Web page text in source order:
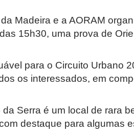
Madeira e a AORAM
15h30, uma prova de
para o Circuito Urbano
os interessados, em
Serra é um local de rara
destaque para algumas